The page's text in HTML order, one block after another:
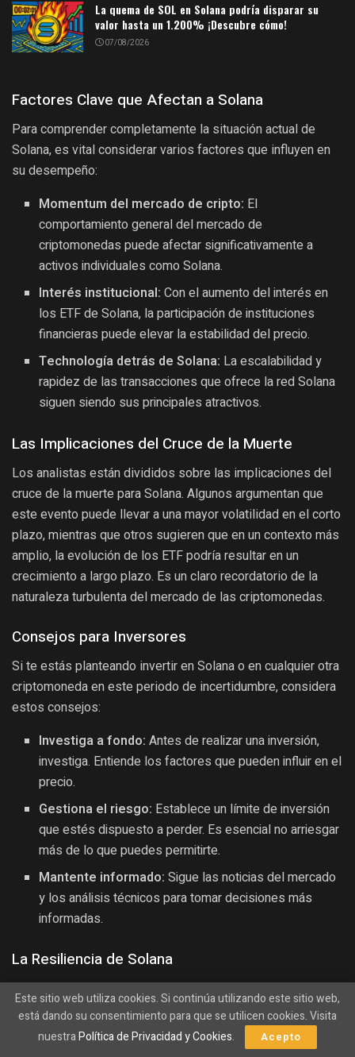
La quema de SOL en Solana podría disparar su
valor hasta un 1.200% ¡Descubre cómo!
07/08/2026
Factores Clave que Afectan a Solana
Para comprender completamente la situación actual de
Solana, es vital considerar varios factores que influyen en
su desempeño:
Momentum del mercado de cripto: El
comportamiento general del mercado de
criptomonedas puede afectar significativamente a
activos individuales como Solana.
Interés institucional: Con el aumento del interés en
los ETF de Solana, la participación de instituciones
financieras puede elevar la estabilidad del precio.
Technología detrás de Solana: La escalabilidad y
rapidez de las transacciones que ofrece la red Solana
siguen siendo sus principales atractivos.
Las Implicaciones del Cruce de la Muerte
Los analistas están divididos sobre las implicaciones del
cruce de la muerte para Solana. Algunos argumentan que
este evento puede llevar a una mayor volatilidad en el corto
plazo, mientras que otros sugieren que en un contexto más
amplio, la evolución de los ETF podría resultar en un
crecimiento a largo plazo. Es un claro recordatorio de la
naturaleza turbulenta del mercado de las criptomonedas.
Consejos para Inversores
Si te estás planteando invertir en Solana o en cualquier otra
criptomoneda en este periodo de incertidumbre, considera
estos consejos:
Investiga a fondo: Antes de realizar una inversión,
investiga. Entiende los factores que pueden influir en el
precio.
Gestiona el riesgo: Establece un límite de inversión
que estés dispuesto a perder. Es esencial no arriesgar
más de lo que puedes permitirte.
Mantente informado: Sigue las noticias del mercado
y los análisis técnicos para tomar decisiones más
informadas.
La Resiliencia de Solana
cruce de la muerte, Solana se ha mantenido a la vanguardia
del desarrollo en el espacio cripto. Su ecosistema sigue
atrayendo a desarrolladores y proyectos que buscan
Este sitio web utiliza cookies. Si continúa utilizando este sitio web,
está dando su consentimiento para que se utilicen cookies. Visita
nuestraPolítica de Privacidad y Cookies. Acepto